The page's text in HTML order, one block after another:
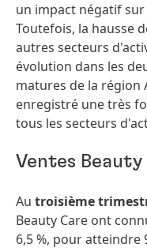
un impact négatif
Toutefois, la hausse
autres secteurs
évolution dans les
matures de la région
enregistré une très
tous les secteurs
Ventes Beauty
Au troisième
Beauty Care ont
6,5 %, pour atteindre